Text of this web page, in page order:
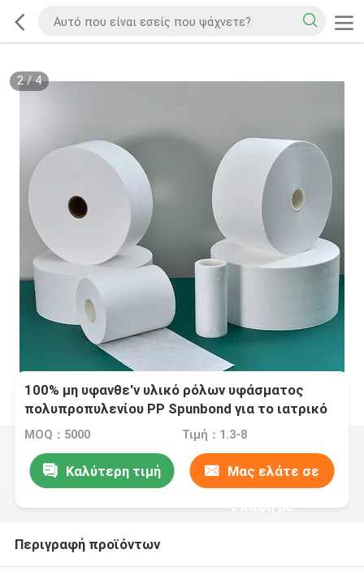
2/4
100% μη υφανθε'ν υλικό ρόλων υφάσματος
πολυπροπυλενίου PP Spunbond για το ιατρικό
εφόδιο
MOQ：5000 Τιμή：1.3-8
Καλύτερη τιμή Μας ελάτε σε
επαφή με
Περιγραφή προϊόντων